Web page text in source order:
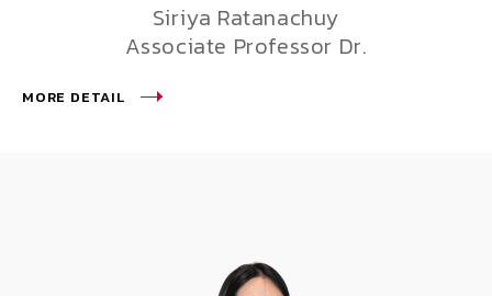
Siriya Ratanachuy
Associate Professor Dr.
MORE DETAIL